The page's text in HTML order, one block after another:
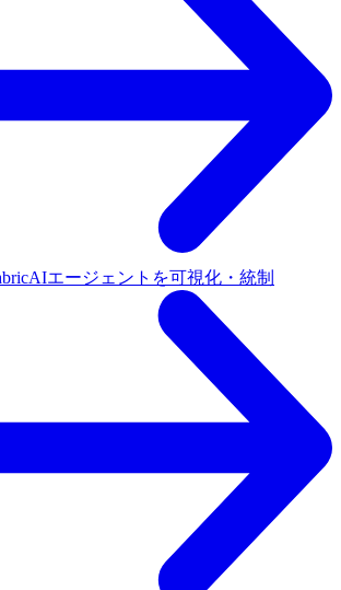
AIエージェントを可視化・統制